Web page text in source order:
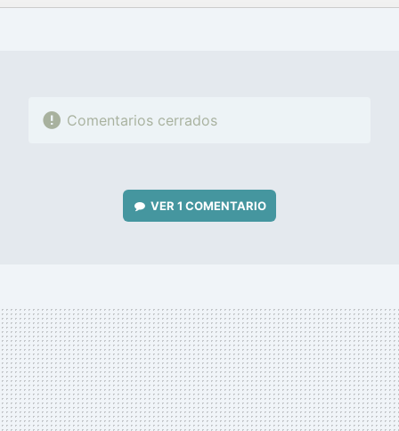
FACEBOOK
TWITTERFLIPBOARD
E-
WHATSAPP
Comentarios cerrados
VER 1 COMENTARIO